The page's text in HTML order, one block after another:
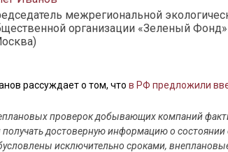
межрегиональной
организации «Зеленый Фонд»
рассуждает о том, что в РФ предложили
проверок добывающих компаний
получать достоверную информацию о
исключительно сроками,